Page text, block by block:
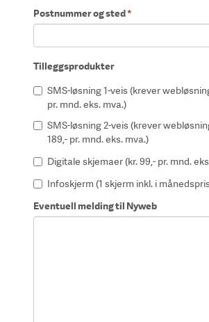
Postnummer og sted*
Tilleggsprodukter
SMS-løsning 1-veis (krever
pr. mnd. eks. mva.)
SMS-løsning 2-veis (krever
189,- pr. mnd. eks. mva.)
Digitale skjemaer (kr. 99,- pr. mnd.
Infoskjerm (1 skjerm inkl. i
Eventuell melding til Nyweb